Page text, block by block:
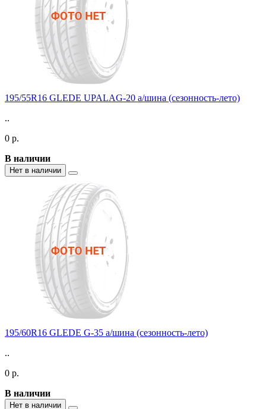
195/55R16 GLEDE UPALAG-20 а/шина (сезонность-лето)
..
0 р.
В наличии
Нет в наличии
195/60R16 GLEDE G-35 а/шина (сезонность-лето)
..
0 р.
В наличии
Нет в наличии